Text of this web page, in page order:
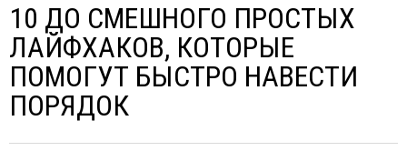
10 ДО СМЕШНОГО ПРОСТЫХ
ЛАЙФХАКОВ, КОТОРЫЕ
ПОМОГУТ БЫСТРО НАВЕСТИ
ПОРЯДОК